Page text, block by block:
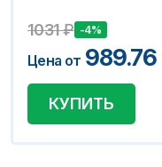
1031₽ -4%
Цена от 989.76
КУПИТЬ